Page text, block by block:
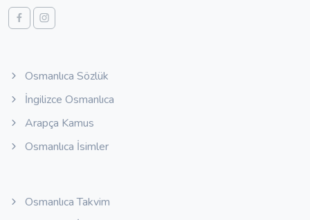
Osmanlıca Sözlük
İngilizce Osmanlıca
Arapça Kamus
Osmanlıca İsimler
Osmanlıca Takvim